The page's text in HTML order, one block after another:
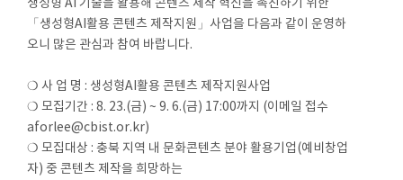
생성형 AI 기술을 활용해 콘텐츠 제작 혁신을 촉진하기 위한
「생성형AI활용 콘텐츠 제작지원」사업을 다음과 같이 운영하
오니 많은 관심과 참여 바랍니다.
❍ 사 업 명 : 생성형AI활용 콘텐츠 제작지원사업
❍ 모집기간 : 8. 23.(금) ~ 9. 6.(금) 17:00까지 (이메일 접수
aforlee@cbist.or.kr)
❍ 모집대상 : 충북 지역 내 문화콘텐츠 분야 활용기업(예비창업
자) 중 콘텐츠 제작을 희망하는